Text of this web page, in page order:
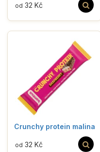
od 32 Kč
Crunchy protein malina
od 32 Kč